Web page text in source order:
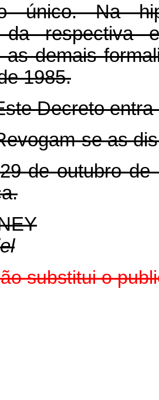
único. Na
da respectiva
as demais
1985.
Decreto
se as
de outubro de
substitui o